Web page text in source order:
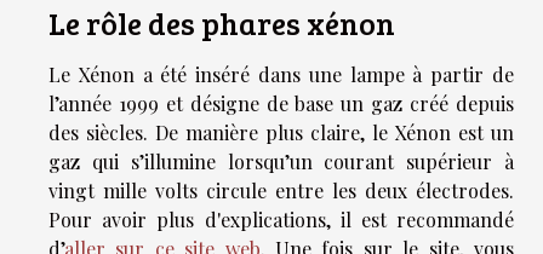
Le rôle des phares xénon
Le Xénon a été inséré dans une lampe à partir de
l’année 1999 et désigne de base un gaz créé depuis
des siècles. De manière plus claire, le Xénon est un
gaz qui s’illumine lorsqu’un courant supérieur à
vingt mille volts circule entre les deux électrodes.
Pour avoir plus d'explications, il est recommandé
d’aller sur ce site web. Une fois sur le site, vous